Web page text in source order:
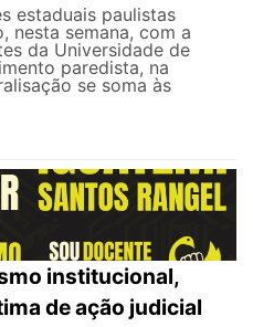
estaduais paulistas
nesta semana, com a
da Universidade de
paredista, na
se soma às
institucional,
de ação judicial